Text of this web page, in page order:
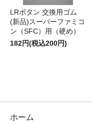
LRボタン 交換用ゴム
(新品)スーパーファミコ
ン（SFC）用（硬め）
182円(税込200円)
ホーム